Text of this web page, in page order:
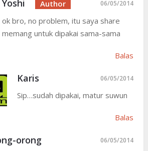
Yoshi 06/05/2014
ok bro, no problem, itu saya share
memang untuk dipakai sama-sama
Balas
Karis 06/05/2014
Sip…sudah dipakai, matur suwun
Balas
orong 06/05/2014